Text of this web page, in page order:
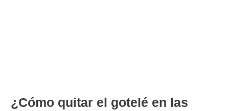
¿Cómo quitar el gotelé en las